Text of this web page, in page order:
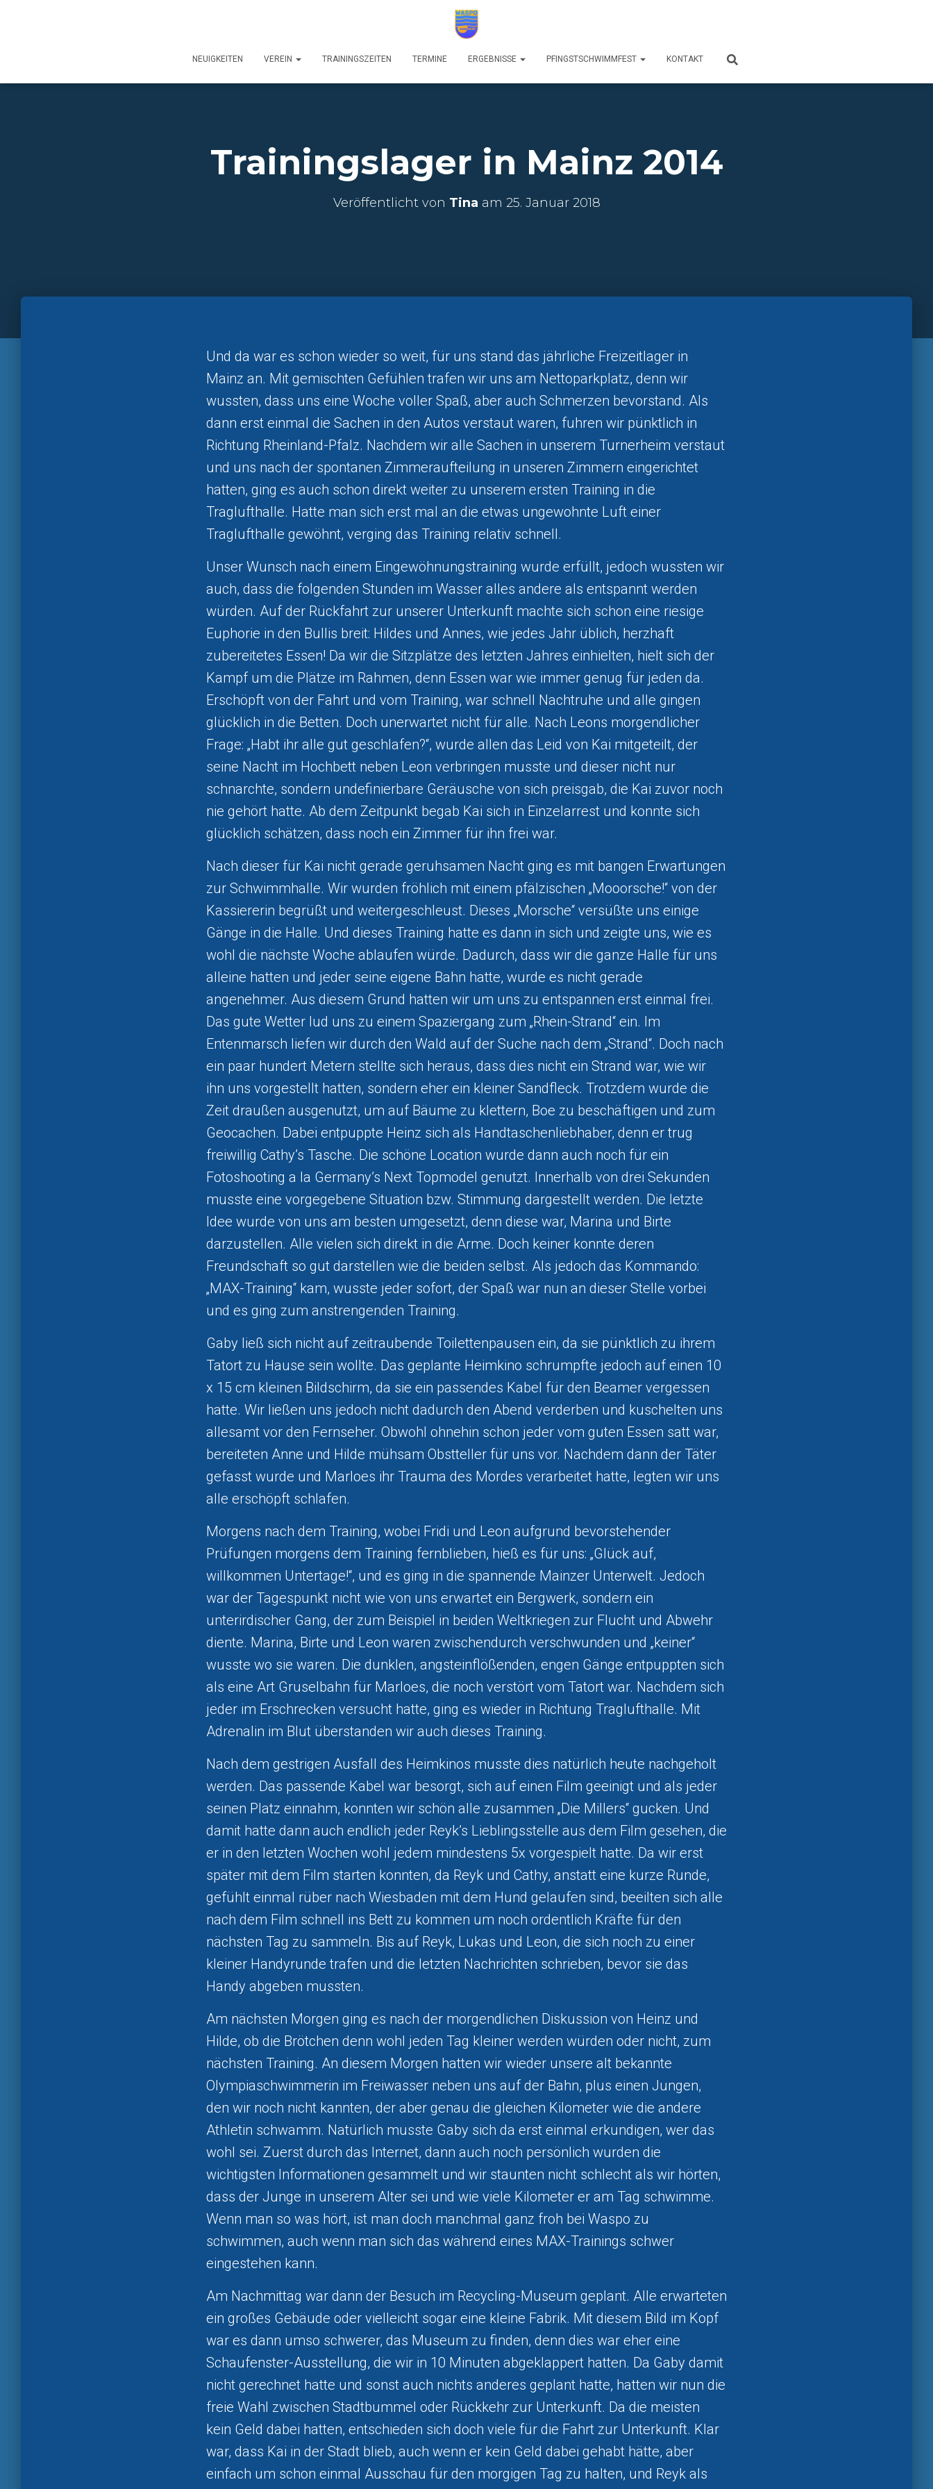
NEUIGKEITEN VEREIN TRAININGSZEITEN TERMINE ERGEBNISSE PFINGSTSCHWIMMFEST KONTAKT
Trainingslager in Mainz 2014
Veröffentlicht von Tina am 25. Januar 2018
Und da war es schon wieder so weit, für uns stand das jährliche Freizeitlager in
Mainz an. Mit gemischten Gefühlen trafen wir uns am Nettoparkplatz, denn wir
wussten, dass uns eine Woche voller Spaß, aber auch Schmerzen bevorstand. Als
dann erst einmal die Sachen in den Autos verstaut waren, fuhren wir pünktlich in
Richtung Rheinland-Pfalz. Nachdem wir alle Sachen in unserem Turnerheim verstaut
und uns nach der spontanen Zimmeraufteilung in unseren Zimmern eingerichtet
hatten, ging es auch schon direkt weiter zu unserem ersten Training in die
Traglufthalle. Hatte man sich erst mal an die etwas ungewohnte Luft einer
Traglufthalle gewöhnt, verging das Training relativ schnell.
Unser Wunsch nach einem Eingewöhnungstraining wurde erfüllt, jedoch wussten wir
auch, dass die folgenden Stunden im Wasser alles andere als entspannt werden
würden. Auf der Rückfahrt zur unserer Unterkunft machte sich schon eine riesige
Euphorie in den Bullis breit: Hildes und Annes, wie jedes Jahr üblich, herzhaft
zubereitetes Essen! Da wir die Sitzplätze des letzten Jahres einhielten, hielt sich der
Kampf um die Plätze im Rahmen, denn Essen war wie immer genug für jeden da.
Erschöpft von der Fahrt und vom Training, war schnell Nachtruhe und alle gingen
glücklich in die Betten. Doch unerwartet nicht für alle. Nach Leons morgendlicher
Frage: „Habt ihr alle gut geschlafen?“, wurde allen das Leid von Kai mitgeteilt, der
seine Nacht im Hochbett neben Leon verbringen musste und dieser nicht nur
schnarchte, sondern undefinierbare Geräusche von sich preisgab, die Kai zuvor noch
nie gehört hatte. Ab dem Zeitpunkt begab Kai sich in Einzelarrest und konnte sich
glücklich schätzen, dass noch ein Zimmer für ihn frei war.
Nach dieser für Kai nicht gerade geruhsamen Nacht ging es mit bangen Erwartungen
zur Schwimmhalle. Wir wurden fröhlich mit einem pfälzischen „Mooorsche!“ von der
Kassiererin begrüßt und weitergeschleust. Dieses „Morsche“ versüßte uns einige
Gänge in die Halle. Und dieses Training hatte es dann in sich und zeigte uns, wie es
wohl die nächste Woche ablaufen würde. Dadurch, dass wir die ganze Halle für uns
alleine hatten und jeder seine eigene Bahn hatte, wurde es nicht gerade
angenehmer. Aus diesem Grund hatten wir um uns zu entspannen erst einmal frei.
Das gute Wetter lud uns zu einem Spaziergang zum „Rhein-Strand“ ein. Im
Entenmarsch liefen wir durch den Wald auf der Suche nach dem „Strand“. Doch nach
ein paar hundert Metern stellte sich heraus, dass dies nicht ein Strand war, wie wir
ihn uns vorgestellt hatten, sondern eher ein kleiner Sandfleck. Trotzdem wurde die
Zeit draußen ausgenutzt, um auf Bäume zu klettern, Boe zu beschäftigen und zum
Geocachen. Dabei entpuppte Heinz sich als Handtaschenliebhaber, denn er trug
freiwillig Cathy’s Tasche. Die schöne Location wurde dann auch noch für ein
Fotoshooting a la Germany’s Next Topmodel genutzt. Innerhalb von drei Sekunden
musste eine vorgegebene Situation bzw. Stimmung dargestellt werden. Die letzte
Idee wurde von uns am besten umgesetzt, denn diese war, Marina und Birte
darzustellen. Alle vielen sich direkt in die Arme. Doch keiner konnte deren
Freundschaft so gut darstellen wie die beiden selbst. Als jedoch das Kommando:
„MAX-Training“ kam, wusste jeder sofort, der Spaß war nun an dieser Stelle vorbei
und es ging zum anstrengenden Training.
Gaby ließ sich nicht auf zeitraubende Toilettenpausen ein, da sie pünktlich zu ihrem
Tatort zu Hause sein wollte. Das geplante Heimkino schrumpfte jedoch auf einen 10
x 15 cm kleinen Bildschirm, da sie ein passendes Kabel für den Beamer vergessen
hatte. Wir ließen uns jedoch nicht dadurch den Abend verderben und kuschelten uns
allesamt vor den Fernseher. Obwohl ohnehin schon jeder vom guten Essen satt war,
bereiteten Anne und Hilde mühsam Obstteller für uns vor. Nachdem dann der Täter
gefasst wurde und Marloes ihr Trauma des Mordes verarbeitet hatte, legten wir uns
alle erschöpft schlafen.
Morgens nach dem Training, wobei Fridi und Leon aufgrund bevorstehender
Prüfungen morgens dem Training fernblieben, hieß es für uns: „Glück auf,
willkommen Untertage!“, und es ging in die spannende Mainzer Unterwelt. Jedoch
war der Tagespunkt nicht wie von uns erwartet ein Bergwerk, sondern ein
unterirdischer Gang, der zum Beispiel in beiden Weltkriegen zur Flucht und Abwehr
diente. Marina, Birte und Leon waren zwischendurch verschwunden und „keiner“
wusste wo sie waren. Die dunklen, angsteinflößenden, engen Gänge entpuppten sich
als eine Art Gruselbahn für Marloes, die noch verstört vom Tatort war. Nachdem sich
jeder im Erschrecken versucht hatte, ging es wieder in Richtung Traglufthalle. Mit
Adrenalin im Blut überstanden wir auch dieses Training.
Nach dem gestrigen Ausfall des Heimkinos musste dies natürlich heute nachgeholt
werden. Das passende Kabel war besorgt, sich auf einen Film geeinigt und als jeder
seinen Platz einnahm, konnten wir schön alle zusammen „Die Millers“ gucken. Und
damit hatte dann auch endlich jeder Reyk’s Lieblingsstelle aus dem Film gesehen, die
er in den letzten Wochen wohl jedem mindestens 5x vorgespielt hatte. Da wir erst
später mit dem Film starten konnten, da Reyk und Cathy, anstatt eine kurze Runde,
gefühlt einmal rüber nach Wiesbaden mit dem Hund gelaufen sind, beeilten sich alle
nach dem Film schnell ins Bett zu kommen um noch ordentlich Kräfte für den
nächsten Tag zu sammeln. Bis auf Reyk, Lukas und Leon, die sich noch zu einer
kleiner Handyrunde trafen und die letzten Nachrichten schrieben, bevor sie das
Handy abgeben mussten.
Am nächsten Morgen ging es nach der morgendlichen Diskussion von Heinz und
Hilde, ob die Brötchen denn wohl jeden Tag kleiner werden würden oder nicht, zum
nächsten Training. An diesem Morgen hatten wir wieder unsere alt bekannte
Olympiaschwimmerin im Freiwasser neben uns auf der Bahn, plus einen Jungen,
den wir noch nicht kannten, der aber genau die gleichen Kilometer wie die andere
Athletin schwamm. Natürlich musste Gaby sich da erst einmal erkundigen, wer das
wohl sei. Zuerst durch das Internet, dann auch noch persönlich wurden die
wichtigsten Informationen gesammelt und wir staunten nicht schlecht als wir hörten,
dass der Junge in unserem Alter sei und wie viele Kilometer er am Tag schwimme.
Wenn man so was hört, ist man doch manchmal ganz froh bei Waspo zu
schwimmen, auch wenn man sich das während eines MAX-Trainings schwer
eingestehen kann.
Am Nachmittag war dann der Besuch im Recycling-Museum geplant. Alle erwarteten
ein großes Gebäude oder vielleicht sogar eine kleine Fabrik. Mit diesem Bild im Kopf
war es dann umso schwerer, das Museum zu finden, denn dies war eher eine
Schaufenster-Ausstellung, die wir in 10 Minuten abgeklappert hatten. Da Gaby damit
nicht gerechnet hatte und sonst auch nichts anderes geplant hatte, hatten wir nun die
freie Wahl zwischen Stadtbummel oder Rückkehr zur Unterkunft. Da die meisten
kein Geld dabei hatten, entschieden sich doch viele für die Fahrt zur Unterkunft. Klar
war, dass Kai in der Stadt blieb, auch wenn er kein Geld dabei gehabt hätte, aber
einfach um schon einmal Ausschau für den morgigen Tag zu halten, und Reyk als